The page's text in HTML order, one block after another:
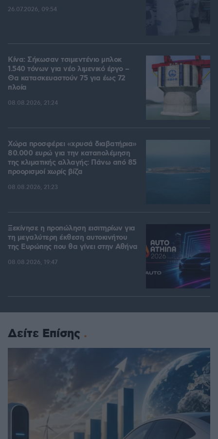
26.07.2026, 09:54
Κίνα: Σήκωσαν τσιμεντένιο μπλοκ
1.540 τόνων για νέο λιμενικό έργο –
Θα κατασκευαστούν 75 για έως 72
πλοία
08.08.2026, 21:24
Χώρα προσφέρει «χρυσά διαβατήρια»
80.000 ευρώ για την καταπολέμηση
της κλιματικής αλλαγής: Πάνω από 85
προορισμοί χωρίς βίζα
08.08.2026, 21:23
Ξεκίνησε η προπώληση εισιτηρίων για
τη μεγαλύτερη έκθεση αυτοκινήτου
της Ευρώπης που θα γίνει στην Αθήνα
08.08.2026, 19:47
Δείτε Επίσης